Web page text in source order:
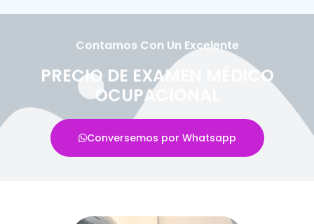
Contamos Con Un Excelente
PRECIO DE EXAMEN MÉDICO
OCUPACIONAL
Conversemos por Whatsapp